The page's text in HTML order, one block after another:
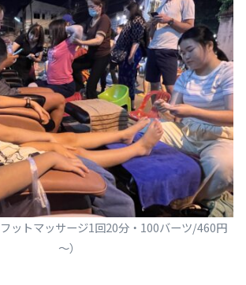
ットマッサージ1回20分・100バーツ/460円
～）